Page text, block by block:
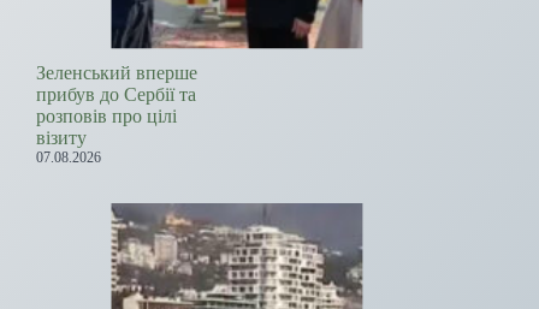
Зеленський вперше
прибув до Сербії та
розповів про цілі
візиту
07.08.2026